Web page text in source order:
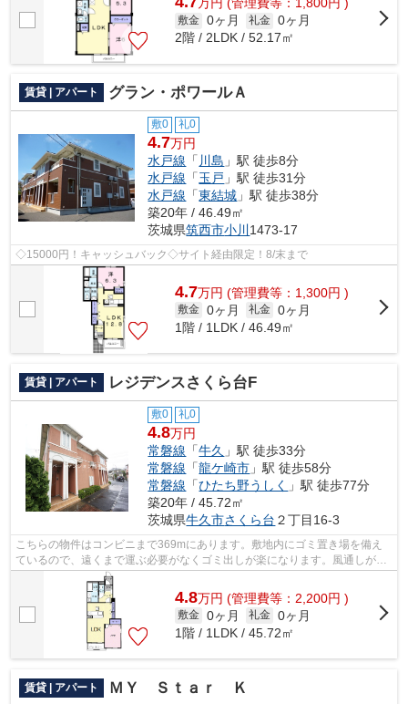
敷金 0ヶ月 礼金 0ヶ月
2階 / 2LDK / 52.17㎡
賃貸 | アパート グラン・ポワールＡ
敷0 礼0
4.7万円
水戸線 「 川島 」駅 徒歩8分
水戸線 「玉戸 」駅 徒歩31分
水戸線 「東結城 」駅 徒歩38分
築20年 / 46.49㎡
茨城県筑西市小川 1473-17
◇15000円！キャッシュバック◇サイト経由限定！8/末まで
4.7万円 (管理費等：1,300円 )
敷金 0ヶ月 礼金 0ヶ月
1階 / 1LDK / 46.49㎡
賃貸 | アパート レジデンスさくら台F
敷0 礼0
4.8万円
常磐線 「牛久 」駅 徒歩33分
常磐線 「龍ケ崎市 」駅 徒歩58分
常磐線 「ひたち野うしく
」駅 徒歩77分
築20年 / 45.72㎡
茨城県牛久市さくら台 ２丁目16-3
こちらの物件はコンビニまで369mにあります。敷地内にゴミ置き場を備え
ているので、遠くまで運ぶ必要がなくゴミ出しが楽になります。風通しが良
好なので、いつでも新鮮な空気がはいっ...
4.8万円 (管理費等：2,200円 )
敷金 0ヶ月 礼金 0ヶ月
1階 / 1LDK / 45.72㎡
賃貸 | アパート ＭＹ Ｓｔａｒ Ｋ